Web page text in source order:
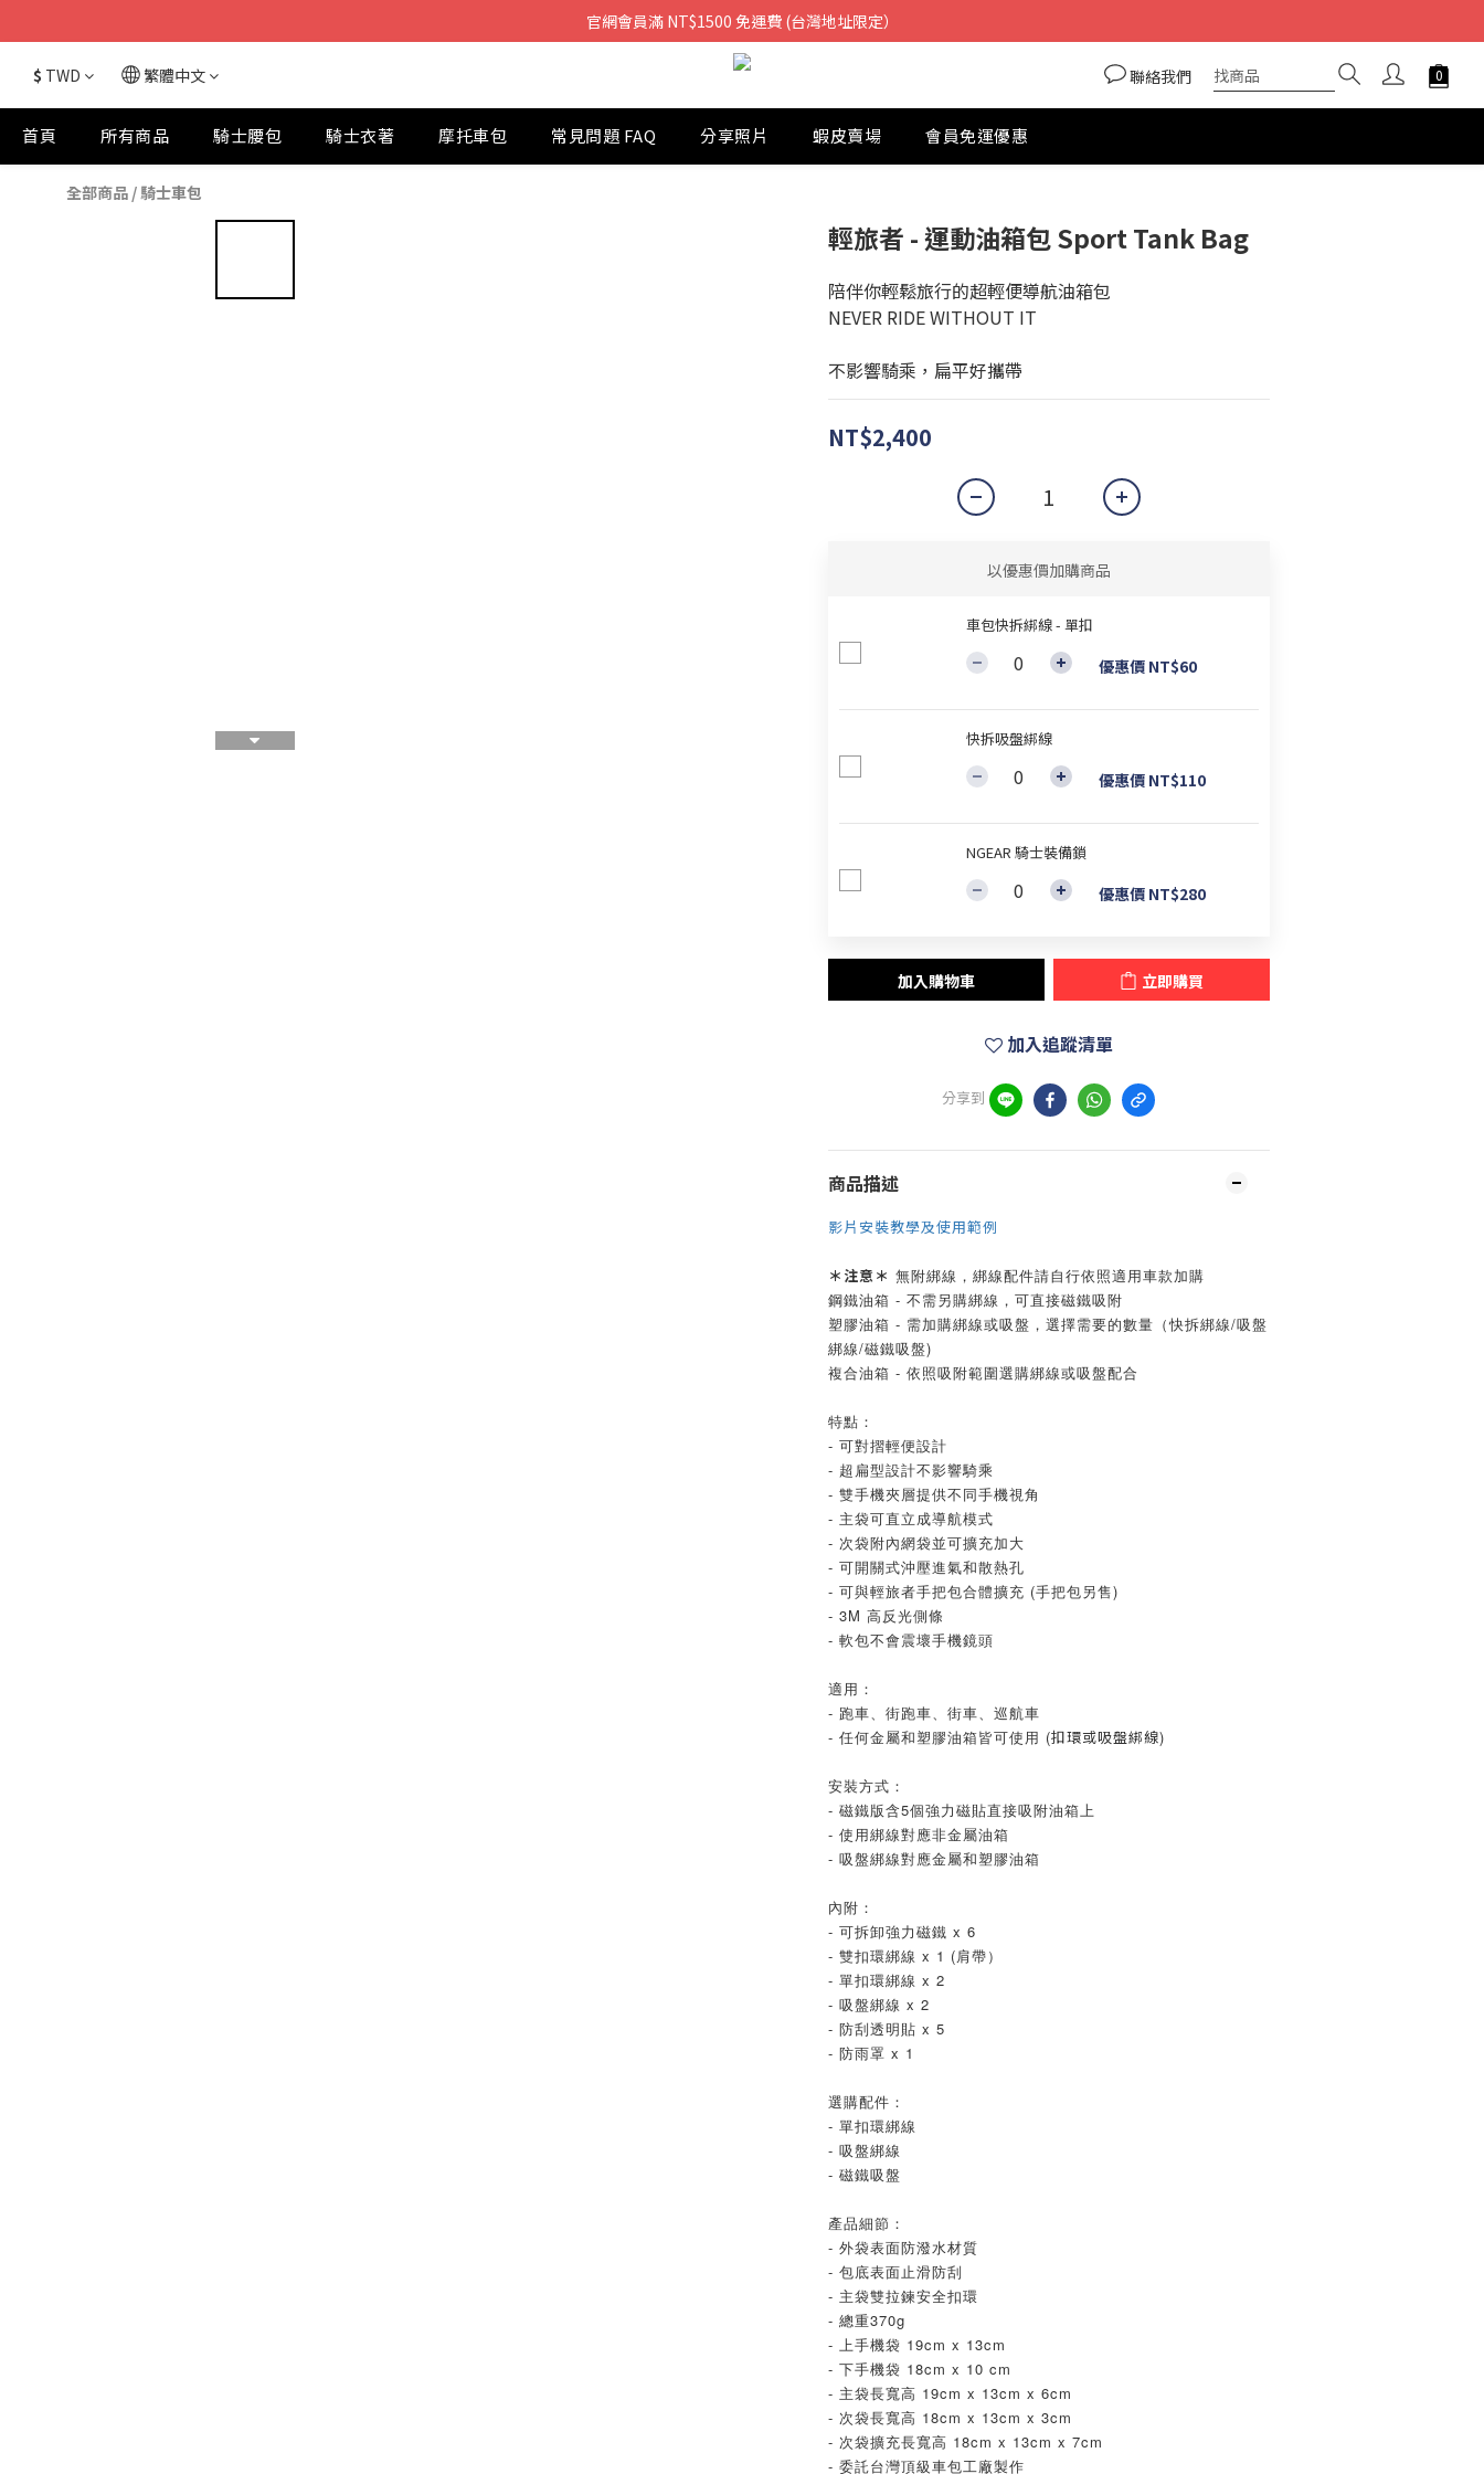
官網會員滿 NT$1500 免運費 (台灣地址限定）
$ TWD 繁體中文 聯絡我們
首頁 所有商品 騎士腰包 騎士衣著 摩托車包 常見問題 FAQ 分享照片 蝦皮賣場 會員免運優惠
全部商品 /騎士車包
輕旅者 - 運動油箱包 Sport Tank Bag
陪伴你輕鬆旅行的超輕便導航油箱包
NEVER RIDE WITHOUT IT
不影響騎乘，扁平好攜帶
NT$2,400
以優惠價加購商品
車包快拆綁線 - 單扣
優惠價 NT$60
快拆吸盤綁線
優惠價 NT$110
NGEAR 騎士裝備鎖
優惠價 NT$280
加入購物車 立即購買
加入追蹤清單
分享到
商品描述
影片安裝教學及使用範例
＊注意＊ 無附綁線， 綁線配件請自行依照適用車款加購
鋼鐵油箱 - 不需另購綁線，可直接磁鐵吸附
塑膠油箱 - 需加購綁線或吸盤，選擇需要的數量（快拆綁線/吸盤
綁線/磁鐵吸盤)
複合油箱 - 依照吸附範圍選購綁線或吸盤配合
特點：
- 可對摺輕便設計
- 超扁型設計不影響騎乘
- 雙手機夾層提供不同手機視角
- 主袋可直立成導航模式
- 次袋附內網袋並可擴充加大
- 可開關式沖壓進氣和散熱孔
- 可與輕旅者手把包合體擴充 (手把包另售)
- 3M 高反光側條
- 軟包不會震壞手機鏡頭
適用：
- 跑車、街跑車、街車、巡航車
- 任何金屬和塑膠油箱皆可使用 (扣環或吸盤綁線)
安裝方式：
- 磁鐵版含5個強力磁貼直接吸附油箱上
- 使用綁線對應非金屬油箱
- 吸盤綁線對應金屬和塑膠油箱
內附：
- 可拆卸強力磁鐵 x 6
- 雙扣環綁線 x 1 (肩帶）
- 單扣環綁線 x 2
- 吸盤綁線 x 2
- 防刮透明貼 x 5
- 防雨罩 x 1
選購配件：
- 單扣環綁線
- 吸盤綁線
- 磁鐵吸盤
產品細節：
- 外袋表面防潑水材質
- 包底表面止滑防刮
- 主袋雙拉鍊安全扣環
- 總重370g
- 上手機袋 19cm x 13cm
- 下手機袋 18cm x 10 cm
- 主袋長寬高 19cm x 13cm x 6cm
- 次袋長寬高 18cm x 13cm x 3cm
- 次袋擴充長寬高 18cm x 13cm x 7cm
- 委託台灣頂級車包工廠製作